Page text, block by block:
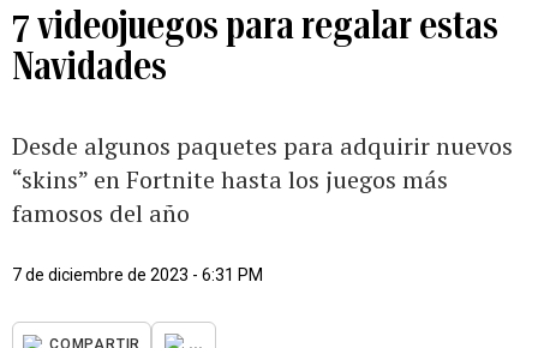
7 videojuegos para regalar estas
Navidades
Desde algunos paquetes para adquirir nuevos
“skins” en Fortnite hasta los juegos más
famosos del año
7 de diciembre de 2023 - 6:31 PM
COMPARTIR ...